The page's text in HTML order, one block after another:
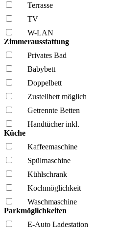
Terrasse
TV
W-LAN
Zimmerausstattung
Privates Bad
Babybett
Doppelbett
Zustellbett möglich
Getrennte Betten
Handtücher inkl.
Küche
Kaffee­maschine
Spül­maschine
Kühl­schrank
Kochmöglich­keit
Wasch­maschine
Parkmöglichkeiten
E-Auto Ladestation